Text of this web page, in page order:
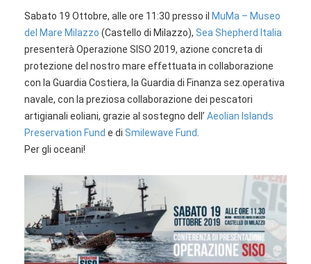
Sabato 19 Ottobre, alle ore 11:30 presso il MuMa – Museo
del Mare Milazzo (Castello di Milazzo), Sea Shepherd Italia
presenterà Operazione SISO 2019, azione concreta di
protezione del nostro mare effettuata in collaborazione
con la Guardia Costiera, la Guardia di Finanza sez.operativa
navale, con la preziosa collaborazione dei pescatori
artigianali eoliani, grazie al sostegno dell’ Aeolian Islands
Preservation Fund e di Smilewave Fund
Per gli oceani!